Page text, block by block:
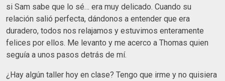
si Sam sabe que lo sé… era muy delicado. Cuando su
relación salió perfecta, dándonos a entender que era
duradero, todos nos relajamos y estuvimos enteramente
felices por ellos. Me levanto y me acerco a Thomas quien
seguía a unos pasos detrás de mí.
¿Hay algún taller hoy en clase? Tengo que irme y no quisiera